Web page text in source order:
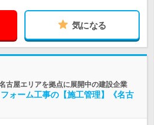
気になる
古屋エリアを拠点に展開中の建設企業
ォーム工事の【施工管理】《名古